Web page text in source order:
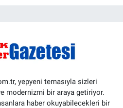
yepyeni temasıyla sizleri
modernizmi bir araya getiriyor.
haber okuyabilecekleri bir